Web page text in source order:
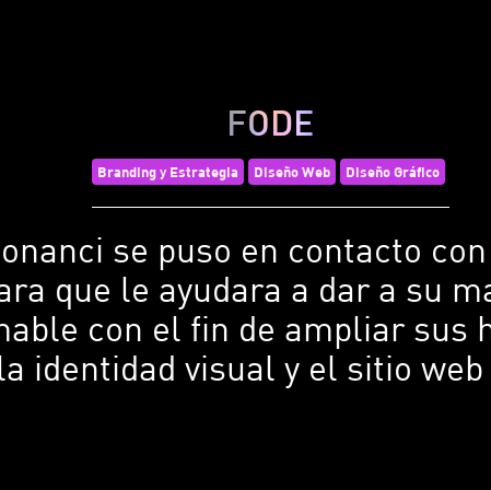
FODE
Branding y Estrategia Diseño Web Diseño Gráfico
se puso en contacto
que le ayudara a dar a su
con el fin de ampliar sus
identidad visual y el sitio web